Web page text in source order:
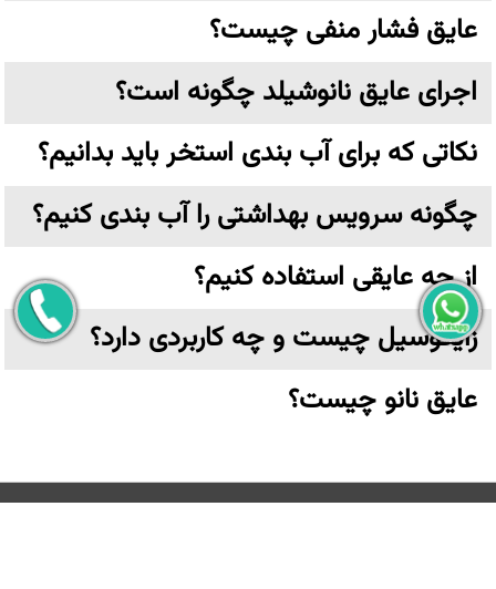
عایق فشار منفی چیست؟
اجرای عایق نانوشیلد چگونه است؟
نکاتی که برای آب بندی استخر باید بدانیم؟
چگونه سرویس بهداشتی را آب بندی کنیم؟
از چه عایقی استفاده کنیم؟
زایکوسیل چیست و چه کاربردی دارد؟
عایق نانو چیست؟